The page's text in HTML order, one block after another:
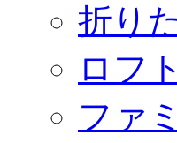
折り
ロフ
ファ